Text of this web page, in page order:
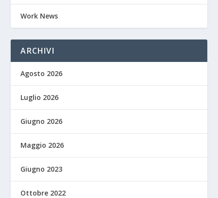
Work News
ARCHIVI
Agosto 2026
Luglio 2026
Giugno 2026
Maggio 2026
Giugno 2023
Ottobre 2022